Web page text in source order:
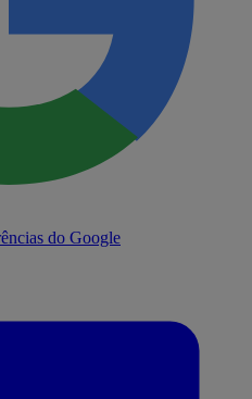
do Google